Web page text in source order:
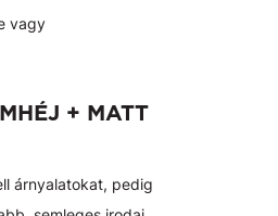
vagy
+ MATT
árnyalatokat, pedig